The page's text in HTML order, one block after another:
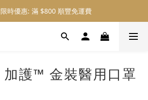
限時優惠: 會員購物 4% 回贈
時優惠: 滿 $800 順豐免運費
限時優惠: 會員購物 4% 回贈
護™ 金裝醫用口罩